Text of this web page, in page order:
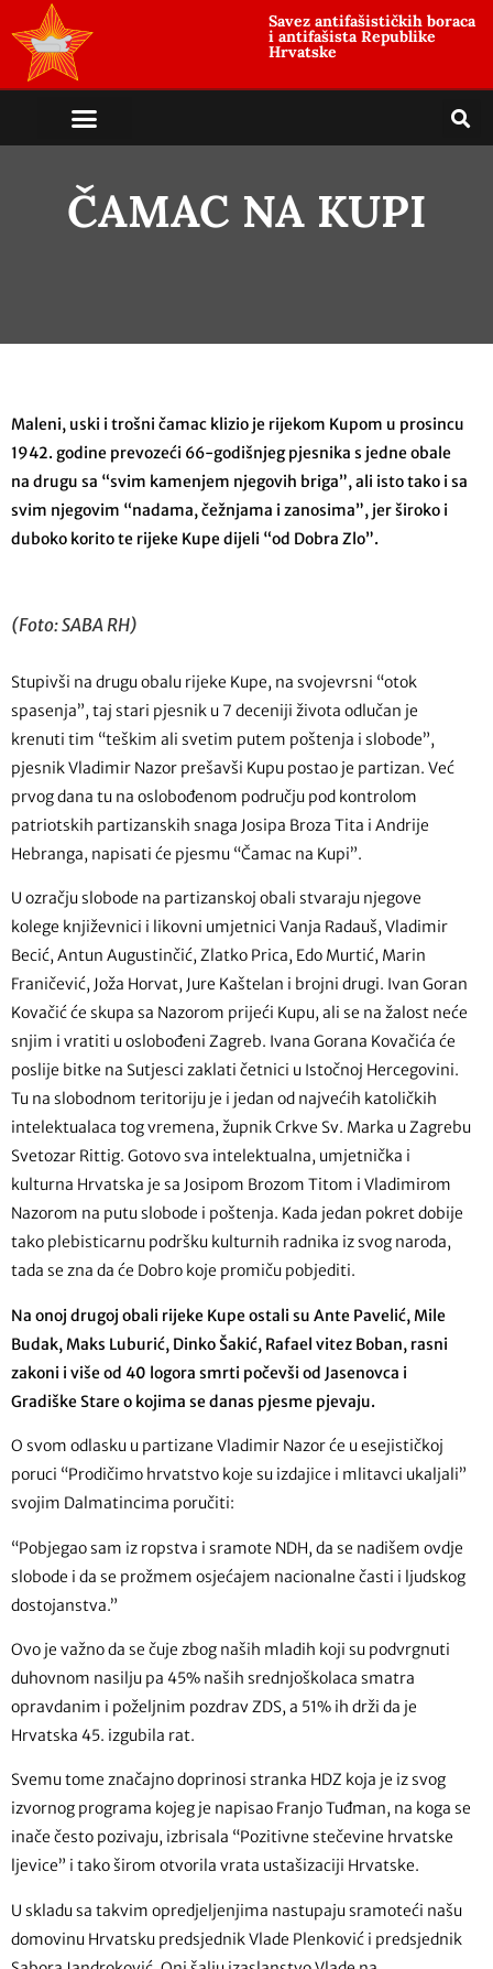
Savez antifašističkih boraca
i antifašista Republike
Hrvatske
ČAMAC NA KUPI
Maleni, uski i trošni čamac klizio je rijekom Kupom u prosincu
1942. godine prevozeći 66-godišnjeg pjesnika s jedne obale
na drugu sa “svim kamenjem njegovih briga”, ali isto tako i sa
svim njegovim “nadama, čežnjama i zanosima”, jer široko i
duboko korito te rijeke Kupe dijeli “od Dobra Zlo”.
(Foto: SABA RH)
Stupivši na drugu obalu rijeke Kupe, na svojevrsni “otok
spasenja”, taj stari pjesnik u 7 deceniji života odlučan je
krenuti tim “teškim ali svetim putem poštenja i slobode”,
pjesnik Vladimir Nazor prešavši Kupu postao je partizan. Već
prvog dana tu na oslobođenom području pod kontrolom
patriotskih partizanskih snaga Josipa Broza Tita i Andrije
Hebranga, napisati će pjesmu “Čamac na Kupi”.
U ozračju slobode na partizanskoj obali stvaraju njegove
kolege književnici i likovni umjetnici Vanja Radauš, Vladimir
Becić, Antun Augustinčić, Zlatko Prica, Edo Murtić, Marin
Franičević, Joža Horvat, Jure Kaštelan i brojni drugi. Ivan Goran
Kovačić će skupa sa Nazorom prijeći Kupu, ali se na žalost neće
snjim i vratiti u oslobođeni Zagreb. Ivana Gorana Kovačića će
poslije bitke na Sutjesci zaklati četnici u Istočnoj Hercegovini.
Tu na slobodnom teritoriju je i jedan od najvećih katoličkih
intelektualaca tog vremena, župnik Crkve Sv. Marka u Zagrebu
Svetozar Rittig. Gotovo sva intelektualna, umjetnička i
kulturna Hrvatska je sa Josipom Brozom Titom i Vladimirom
Nazorom na putu slobode i poštenja. Kada jedan pokret dobije
tako plebisticarnu podršku kulturnih radnika iz svog naroda,
tada se zna da će Dobro koje promiču pobjediti.
Na onoj drugoj obali rijeke Kupe ostali su Ante Pavelić, Mile
Budak, Maks Luburić, Dinko Šakić, Rafael vitez Boban, rasni
zakoni i više od 40 logora smrti počevši od Jasenovca i
Gradiške Stare o kojima se danas pjesme pjevaju.
O svom odlasku u partizane Vladimir Nazor će u esejističkoj
poruci “Prodičimo hrvatstvo koje su izdajice i mlitavci ukaljali”
svojim Dalmatincima poručiti:
“Pobjegao sam iz ropstva i sramote NDH, da se nadišem ovdje
slobode i da se prožmem osjećajem nacionalne časti i ljudskog
dostojanstva.”
Ovo je važno da se čuje zbog naših mladih koji su podvrgnuti
duhovnom nasilju pa 45% naših srednjoškolaca smatra
opravdanim i poželjnim pozdrav ZDS, a 51% ih drži da je
Hrvatska 45. izgubila rat.
Svemu tome značajno doprinosi stranka HDZ koja je iz svog
izvornog programa kojeg je napisao Franjo Tuđman, na koga se
inače često pozivaju, izbrisala “Pozitivne stečevine hrvatske
ljevice” i tako širom otvorila vrata ustašizaciji Hrvatske.
U skladu sa takvim opredjeljenjima nastupaju sramoteći našu
domovinu Hrvatsku predsjednik Vlade Plenković i predsjednik